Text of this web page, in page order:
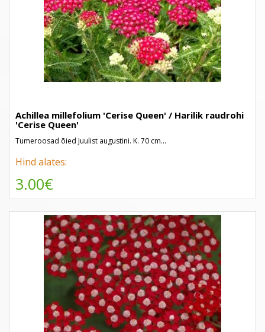
Achillea millefolium 'Cerise Queen' / Harilik raudrohi
'Cerise Queen'
Tumeroosad õied Juulist augustini. K. 70 cm...
Hind alates:
3.00€